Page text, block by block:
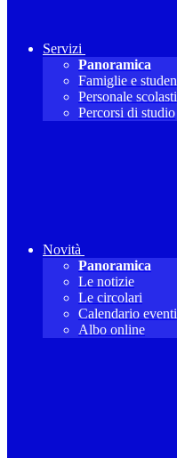
Servizi
Panoramica
Famiglie e
Personale
Percorsi di studio
Novità
Panoramica
Le notizie
Le circolari
Calendario eventi
Albo online